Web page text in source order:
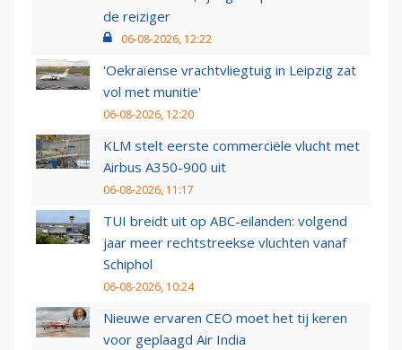
de reiziger
06-08-2026, 12:22
'Oekraïense vrachtvliegtuig in Leipzig zat
vol met munitie'
06-08-2026, 12:20
KLM stelt eerste commerciële vlucht met
Airbus A350-900 uit
06-08-2026, 11:17
TUI breidt uit op ABC-eilanden: volgend
jaar meer rechtstreekse vluchten vanaf
Schiphol
06-08-2026, 10:24
Nieuwe ervaren CEO moet het tij keren
voor geplaagd Air India